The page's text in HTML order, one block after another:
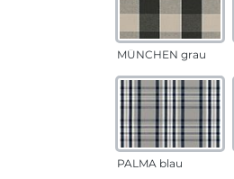
MÜNCHEN grau
PALMA blau